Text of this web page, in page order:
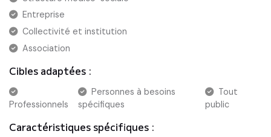
Entreprise
Collectivité et institution
Association
Cibles adaptées :
Professionnels
Personnes à besoins
spécifiques
Tout
public
Caractéristiques spécifiques :